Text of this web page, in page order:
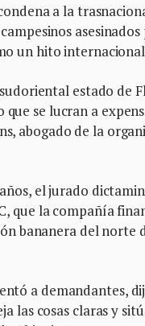
a la
un hito
estado de
se lucran a
abogado de la
el jurado
que la compañía
bananera del norte
a demandantes,
las cosas claras y